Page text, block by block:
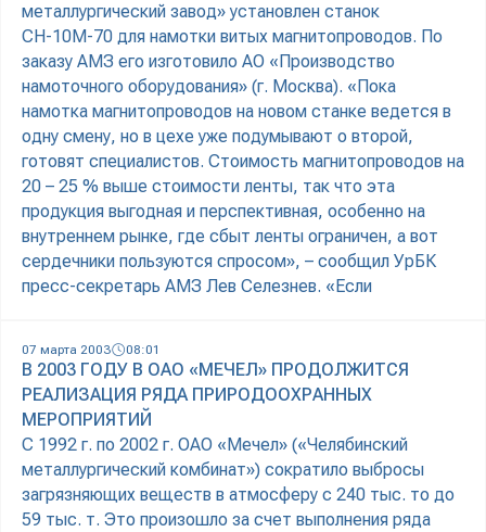
металлургический завод» установлен станок
СН-10М-70 для намотки витых магнитопроводов. По
заказу АМЗ его изготовило АО «Производство
намоточного оборудования» (г. Москва). «Пока
намотка магнитопроводов на новом станке ведется в
одну смену, но в цехе уже подумывают о второй,
готовят специалистов. Стоимость магнитопроводов на
20 – 25 % выше стоимости ленты, так что эта
продукция выгодная и перспективная, особенно на
внутреннем рынке, где сбыт ленты ограничен, а вот
сердечники пользуются спросом», – сообщил УрБК
пресс-секретарь АМЗ Лев Селезнев. «Если
07 марта 2003 08:01
В 2003 ГОДУ В ОАО «МЕЧЕЛ» ПРОДОЛЖИТСЯ
РЕАЛИЗАЦИЯ РЯДА ПРИРОДООХРАННЫХ
МЕРОПРИЯТИЙ
С 1992 г. по 2002 г. ОАО «Мечел» («Челябинский
металлургический комбинат») сократило выбросы
загрязняющих веществ в атмосферу с 240 тыс. то до
59 тыс. т. Это произошло за счет выполнения ряда